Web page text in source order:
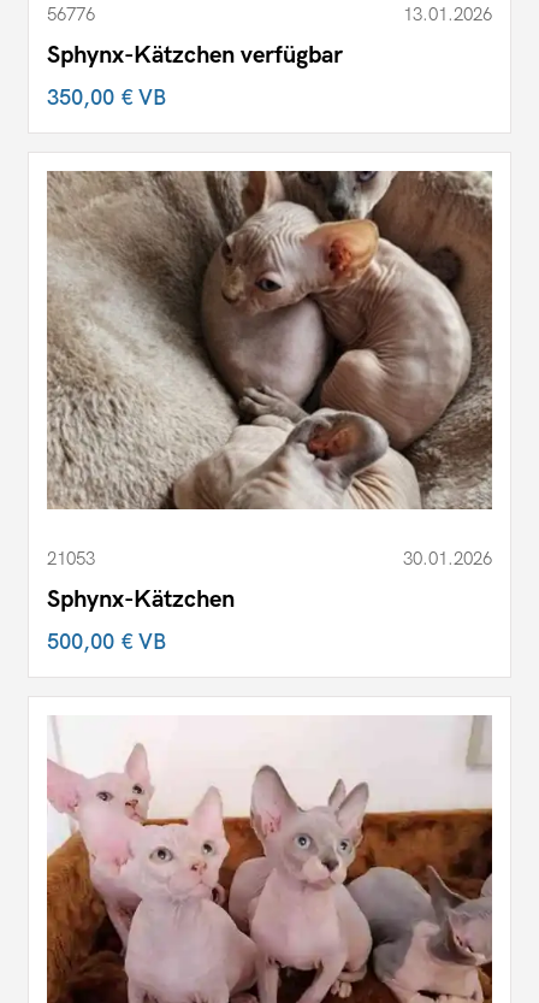
56776 13.01.2026
Sphynx-Kätzchen verfügbar
350,00 €VB
21053 30.01.2026
Sphynx-Kätzchen
500,00 €VB